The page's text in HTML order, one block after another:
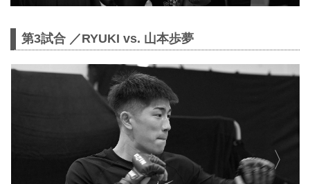
第3試合 ／RYUKI vs. 山本歩夢